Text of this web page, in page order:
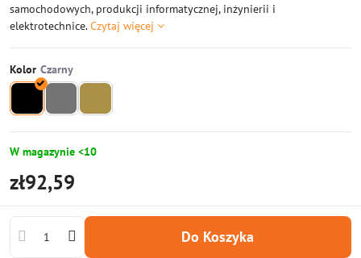
samochodowych, produkcji informatycznej, inżynierii i
elektrotechnice.Czytaj więcej
Kolor
W magazynie <10
zł92,59
Do Koszyka